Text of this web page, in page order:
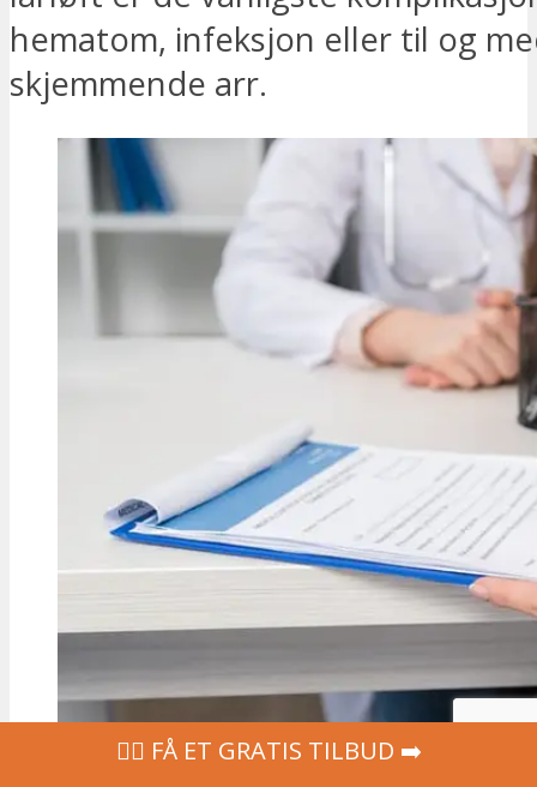
hematom, infeksjon eller til og
skjemmende arr.
‍👩‍⚕ FÅ ET GRATIS TILBUD ➡️